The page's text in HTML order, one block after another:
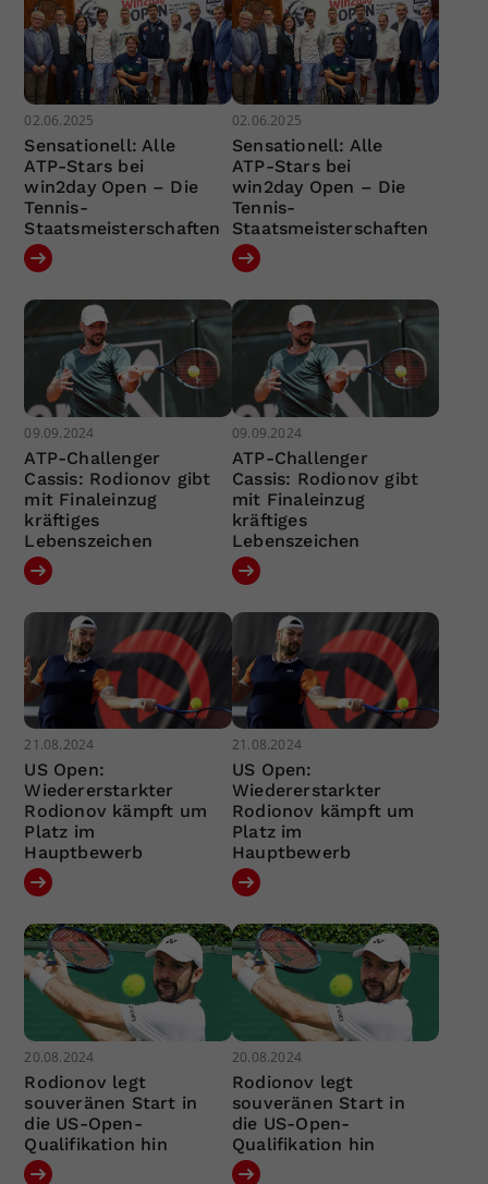
02.06.2025
Sensationell: Alle
ATP-Stars bei
win2day Open – Die
Tennis-
Staatsmeisterschaften
02.06.2025
Sensationell: Alle
ATP-Stars bei
win2day Open – Die
Tennis-
Staatsmeisterschaften
09.09.2024
ATP-Challenger
Cassis: Rodionov gibt
mit Finaleinzug
kräftiges
Lebenszeichen
09.09.2024
ATP-Challenger
Cassis: Rodionov gibt
mit Finaleinzug
kräftiges
Lebenszeichen
21.08.2024
US Open:
Wiedererstarkter
Rodionov kämpft um
Platz im
Hauptbewerb
21.08.2024
US Open:
Wiedererstarkter
Rodionov kämpft um
Platz im
Hauptbewerb
20.08.2024
Rodionov legt
souveränen Start in
die US-Open-
Qualifikation hin
20.08.2024
Rodionov legt
souveränen Start in
die US-Open-
Qualifikation hin